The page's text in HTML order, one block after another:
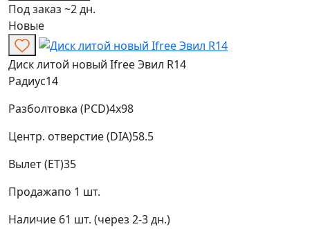
Под заказ ~2 дн.
Новые
Диск литой новый Ifree Эвил R14
Радиус14
Разболтовка (PCD)4x98
Центр. отверстие (DIA)58.5
Вылет (ET)35
Продажапо 1 шт.
Наличие 61 шт. (через 2-3 дн.)